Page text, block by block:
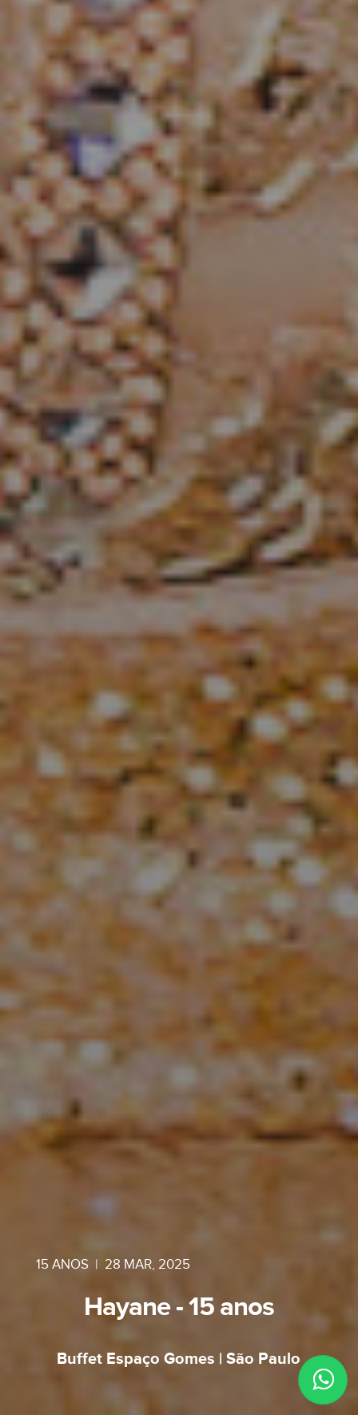
15 ANOS | 28 MAR, 2025
Hayane - 15 anos
Buffet Espaço Gomes | São Paulo